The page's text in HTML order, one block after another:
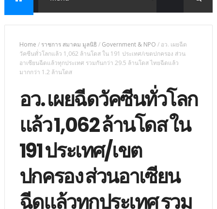
Home / ราชการ สมาคม มูลนิธิ / Government & NPO / อว. เผยฉีด
วัคซีนทั่วโลกแล้ว 1,062 ล้านโดส ใน 191 ประเทศ/เขตปกครอง ส่วน
อาเซียนฉีดแล้วทุกประเทศ รวมกันกว่า 29.5 ล้านโดส ไทยฉีดแล้ว
มากกว่า 1.2 ล้านโดส
อว. เผยฉีดวัคซีนทั่วโลก
แล้ว 1,062 ล้านโดส ใน
191 ประเทศ/เขต
ปกครอง ส่วนอาเซียน
ฉีดแล้วทุกประเทศ รวม